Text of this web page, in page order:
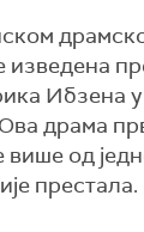
изведена
Ибзена
драма
више од
престала.